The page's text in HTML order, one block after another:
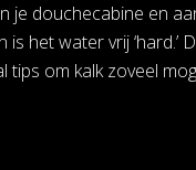
je douchecabine en
is het water vrij
tips om kalk zoveel